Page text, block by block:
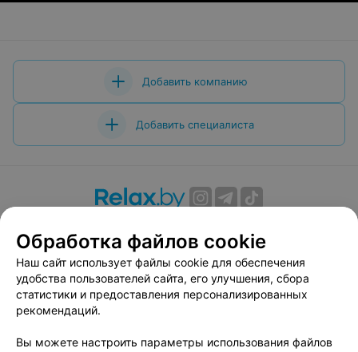
Добавить компанию
Добавить специалиста
Вакансии
Публичный договор
Способы оплаты
Публичный договор по использованию сервиса
«Афиша»
Пользовательское соглашение
Обработка файлов cookie
Наш сайт использует файлы cookie для обеспечения
удобства пользователей сайта, его улучшения, сбора
статистики и предоставления персонализированных
рекомендаций.
Вы можете настроить параметры использования файлов